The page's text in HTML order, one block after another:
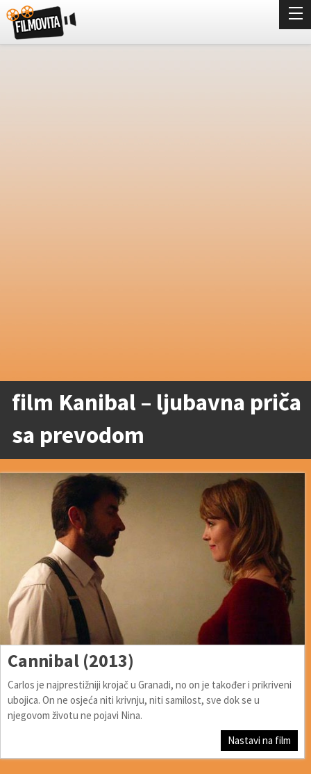
film Kanibal – ljubavna priča
sa prevodom
Cannibal (2013)
Carlos je najprestižniji krojač u Granadi, no on je također i prikriveni
ubojica. On ne osjeća niti krivnju, niti samilost, sve dok se u
njegovom životu ne pojavi Nina.
Nastavi na film